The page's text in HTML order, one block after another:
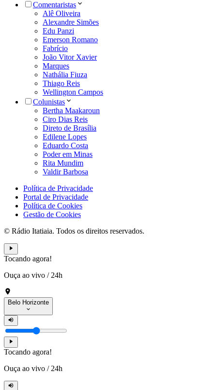
Comentaristas
Alê Oliveira
Alexandre Simões
Edu Panzi
Emerson Romano
Fabrício
João Vitor Xavier
Marques
Nathália Fiuza
Thiago Reis
Wellington Campos
Colunistas
Bertha Maakaroun
Ciro Dias Reis
Direto de Brasília
Edilene Lopes
Eduardo Costa
Poder em Minas
Rita Mundim
Valdir Barbosa
Política de Privacidade
Portal de Privacidade
Política de Cookies
Gestão de Cookies
© Rádio Itatiaia. Todos os direitos reservados.
Tocando agora!
Ouça ao vivo / 24h
Belo Horizonte
Tocando agora!
Ouça ao vivo / 24h